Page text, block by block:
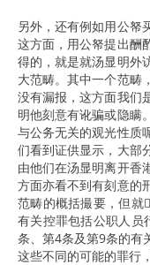
另外，还有例如用公帑
这方面，用公帑提出酬
得的，就是就汤显明外
大范畴。其中一个范畴
没有漏报，这方面我们
明他刻意有讹骗或隐瞒
与公务无关的观光性质
们看到证供显示，大部
由他们在汤显明离开香
方面亦看不到有刻意的
范畴的概括撮要，但就
有关控罪包括公职人员
条、第4条及第9条的有
这些不同的可能的罪行